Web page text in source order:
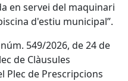
en servei del maquinari
d'estiu municipal”.
549/2026, de 24 de
de Clàusules
Plec de Prescripcions